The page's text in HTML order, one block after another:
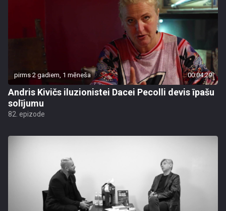
pirms 2 gadiem, 1 mēneša 00:04:29
Andris Kivičs iluzionistei Dacei Pecolli devis īpašu
solījumu
82. epizode